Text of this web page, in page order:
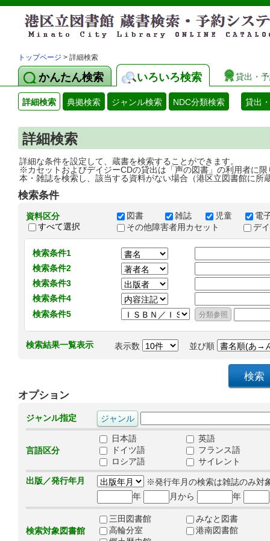
トップページ > 詳細検索
かんたん検索 いろいろ検索 貸出・
詳細検索 典拠検索 ジャンル検索 NDC分類検索 貸出
詳細検索
詳細な条件を設定して、蔵書を検索することができます。
※カセットおよびデイジーCDの貸出は「声の図書」の利用者に限
本・雑誌を検索し、該当する資料がない場合（港区立図書館に所
検索条件
資料区分
すべて選択
図書 雑誌 児童
電
その他障害者用カセット
デ
検索条件1
検索条件2
検索条件3
検索条件4
検索条件5
検索結果一覧表示 表示数 並び順
オプション
ジャンル指定
言語区分
日本語
英語
ドイツ語
フランス語
ロシア語
サイレント
出版／発行年月
※発行年月の検索は雑誌のみ対
年
月から 年
検索対象図書館
三田図書館
みなと図書
高輪分室
港南図書館